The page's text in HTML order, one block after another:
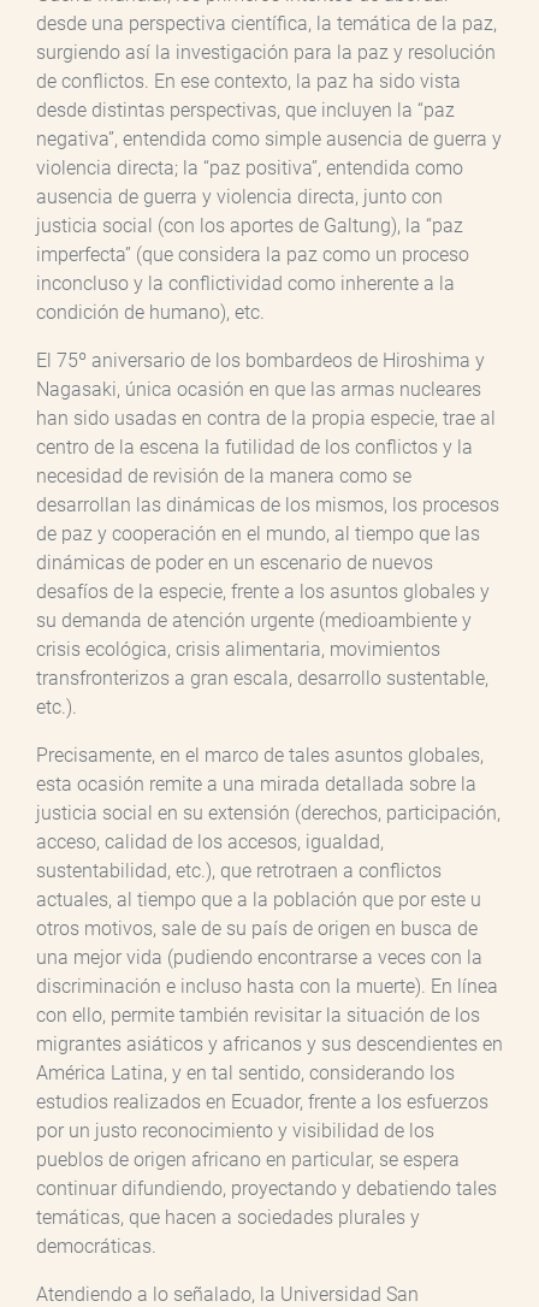
desde una perspectiva científica, la temática de la paz,
surgiendo así la investigación para la paz y resolución
de conflictos. En ese contexto, la paz ha sido vista
desde distintas perspectivas, que incluyen la “paz
negativa”, entendida como simple ausencia de guerra y
violencia directa; la “paz positiva”, entendida como
ausencia de guerra y violencia directa, junto con
justicia social (con los aportes de Galtung), la “paz
imperfecta” (que considera la paz como un proceso
inconcluso y la conflictividad como inherente a la
condición de humano), etc.
El 75º aniversario de los bombardeos de Hiroshima y
Nagasaki, única ocasión en que las armas nucleares
han sido usadas en contra de la propia especie, trae al
centro de la escena la futilidad de los conflictos y la
necesidad de revisión de la manera como se
desarrollan las dinámicas de los mismos, los procesos
de paz y cooperación en el mundo, al tiempo que las
dinámicas de poder en un escenario de nuevos
desafíos de la especie, frente a los asuntos globales y
su demanda de atención urgente (medioambiente y
crisis ecológica, crisis alimentaria, movimientos
transfronterizos a gran escala, desarrollo sustentable,
etc.).
Precisamente, en el marco de tales asuntos globales,
esta ocasión remite a una mirada detallada sobre la
justicia social en su extensión (derechos, participación,
acceso, calidad de los accesos, igualdad,
sustentabilidad, etc.), que retrotraen a conflictos
actuales, al tiempo que a la población que por este u
otros motivos, sale de su país de origen en busca de
una mejor vida (pudiendo encontrarse a veces con la
discriminación e incluso hasta con la muerte). En línea
con ello, permite también revisitar la situación de los
migrantes asiáticos y africanos y sus descendientes en
América Latina, y en tal sentido, considerando los
estudios realizados en Ecuador, frente a los esfuerzos
por un justo reconocimiento y visibilidad de los
pueblos de origen africano en particular, se espera
continuar difundiendo, proyectando y debatiendo tales
temáticas, que hacen a sociedades plurales y
democráticas.
Atendiendo a lo señalado, la Universidad San